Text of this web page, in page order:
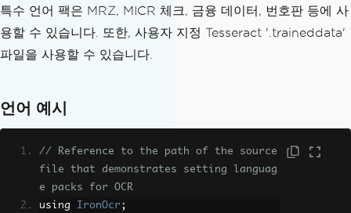
특수 언어 팩은 MRZ, MICR 체크, 금융 데이터, 번호판 등에 사
용할 수 있습니다. 또한, 사용자 지정 Tesseract '.traineddata'
파일을 사용할 수 있습니다.
언어 예시
// Reference to the path of the source
file that demonstrates setting languag
e packs for OCR
using IronOcr ;